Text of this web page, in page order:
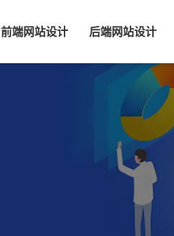
前端网站设计 后端网站设计